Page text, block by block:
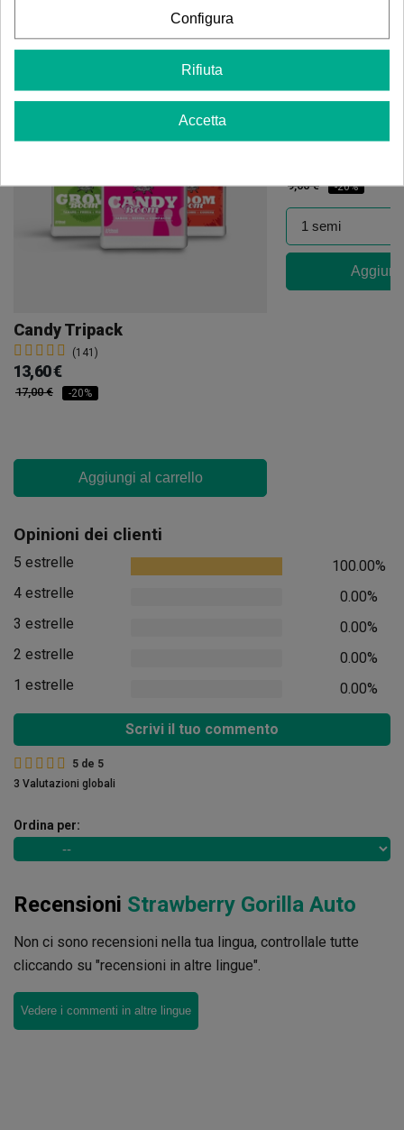
Potrebbe anche piacerti
Candy Tripack
(141)
13,60 €
17,00 € -20%
Aggiungi al carrello
(5)
9,00 € -20%
Opinioni dei clienti
5 estrelle
100.00%
4 estrelle
0.00%
3 estrelle
0.00%
2 estrelle
0.00%
1 estrelle
0.00%
Scrivi il tuo commento
5 de 5
3 Valutazioni globali
Ordina per:
Recensioni Strawberry Gorilla Auto
Non ci sono recensioni nella tua lingua, controllale tutte
cliccando su "recensioni in altre lingue".
Vedere i commenti in altre lingue
Configura
Rifiuta
Accetta